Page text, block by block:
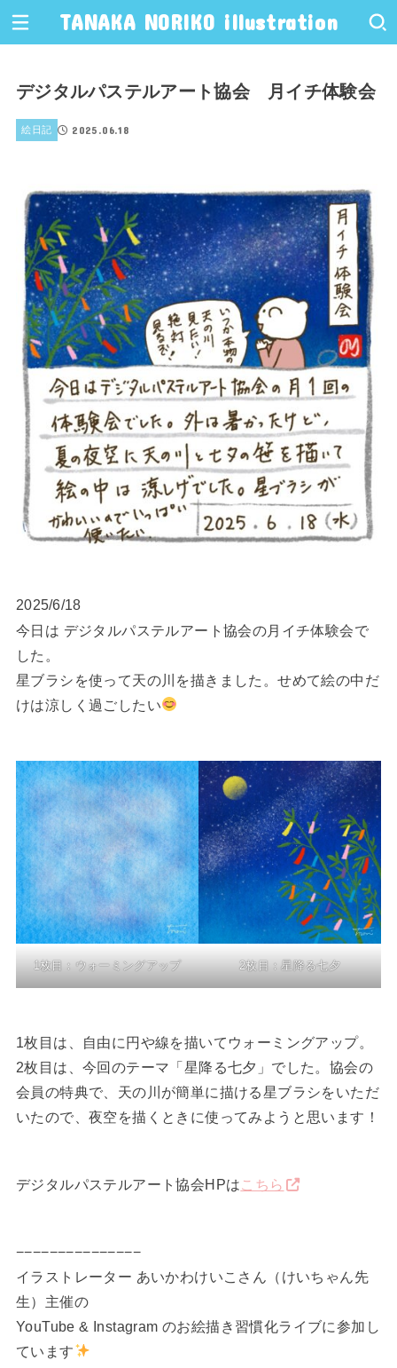
TANAKA NORIKO illustration
デジタルパステルアート協会 月イチ体験会
絵日記 2025.06.18
2025/6/18
今日は デジタルパステルアート協会の月イチ体験会で
した。
星ブラシを使って天の川を描きました。せめて絵の中だ
けは涼しく過ごしたい
1枚目：ウォーミングアップ 2枚目：星降る七夕
1枚目は、自由に円や線を描いてウォーミングアップ。
2枚目は、今回のテーマ「星降る七夕」でした。協会の
会員の特典で、天の川が簡単に描ける星ブラシをいただ
いたので、夜空を描くときに使ってみようと思います！
デジタルパステルアート協会HPはこちら
−−−−−−−−−−−−−−−
イラストレーター あいかわけいこさん（けいちゃん先
生）主催の
YouTube & Instagram のお絵描き習慣化ライブに参加し
ています